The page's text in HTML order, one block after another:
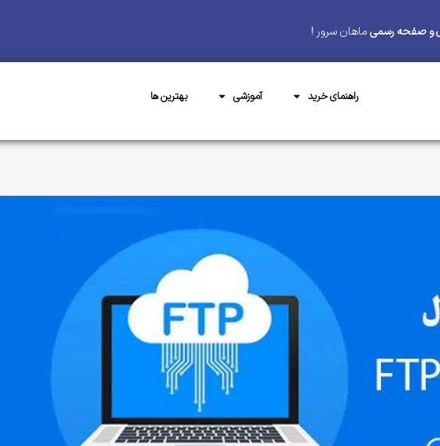
و صفحه رسمی ماهان سرور !
راهنمای خرید آموزشی بهترین ها